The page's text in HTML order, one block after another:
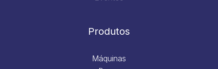
Produtos
Máquinas